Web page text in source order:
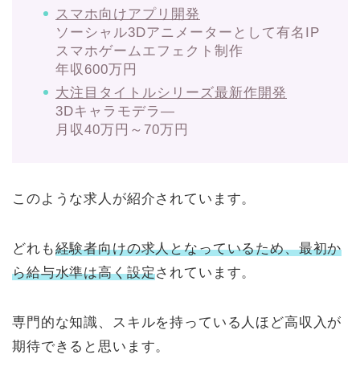
スマホ向けアプリ開発
ソーシャル3Dアニメーターとして有名IP
スマホゲームエフェクト制作
年収600万円
大注目タイトルシリーズ最新作開発
3Dキャラモデラ―
月収40万円～70万円
このような求人が紹介されています。
どれも経験者向けの求人となっているため、最初か
ら給与水準は高く設定されています。
専門的な知識、スキルを持っている人ほど高収入が
期待できると思います。